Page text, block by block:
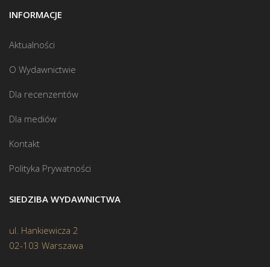
INFORMACJE
Aktualności
O Wydawnictwie
Dla recenzentów
Dla mediów
Kontakt
Polityka Prywatności
SIEDZIBA WYDAWNICTWA
ul. Hankiewicza 2
02-103 Warszawa